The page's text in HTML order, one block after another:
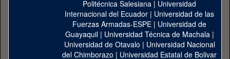
Politécnica Salesiana | Universidad
Internacional del Ecuador | Universidad de las
Fuerzas Armadas-ESPE | Universidad de
Guayaquil| Universidad Técnica de Machala|
Universidad de Otavalo | Universidad Nacional
del Chimborazo | Universidad Estatal de Bolivar